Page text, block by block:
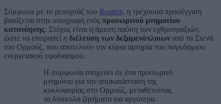
Σύμφωνα με το ρεπορτάζ του Reuters, η τρέχουσα προσέγγιση
βασίζεται στην υπογραφή ενός προσωρινού μνημονίου
κατανόησης. Στόχος είναι η άμεση παύση των εχθροπραξιών,
ώστε να επιτραπεί η διέλευση των δεξαμενόπλοιων από τα Στενά
του Ορμούζ, που αποτελούν την κύρια αρτηρία του παγκόσμιου
ενεργειακού εφοδιασμού.
Η συμφωνία στοχεύει σε ένα προσωρινό
μνημόνιο για την αποκατάσταση της
κυκλοφορίας στο Ορμούζ, μεταθέτοντας
τα δύσκολα ζητήματα για αργότερα.